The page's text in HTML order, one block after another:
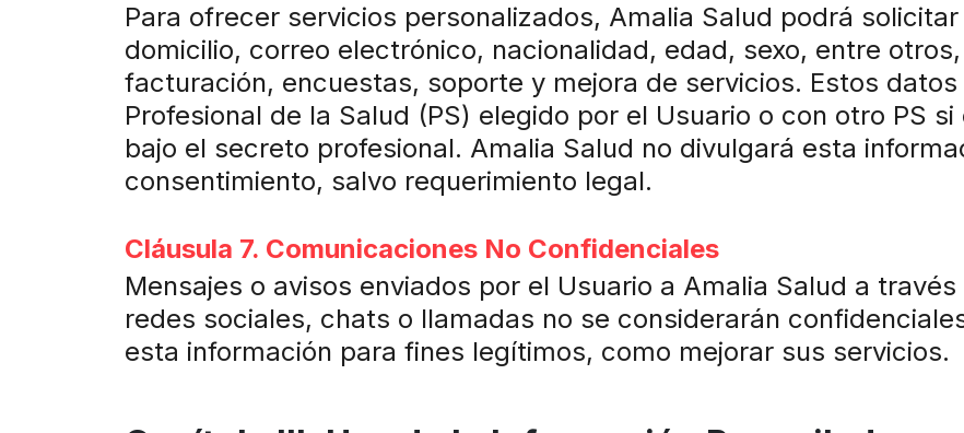
Para ofrecer servicios personalizados, Amalia Salud podrá
domicilio, correo electrónico, nacionalidad, edad, sexo, entre
facturación, encuestas, soporte y mejora de servicios. Estos
Profesional de la Salud (PS) elegido por el Usuario o con otro PS
bajo el secreto profesional. Amalia Salud no divulgará esta
consentimiento, salvo requerimiento legal.
Cláusula 7. Comunicaciones No Confidenciales
Mensajes o avisos enviados por el Usuario a Amalia Salud a
redes sociales, chats o llamadas no se considerarán
esta información para fines legítimos, como mejorar sus servicios.